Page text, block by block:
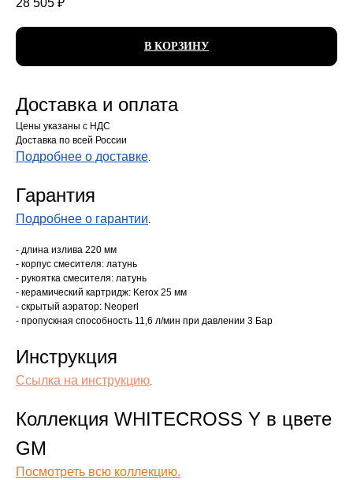
28 505 ₽
В КОРЗИНУ
Доставка и оплата
Цены указаны с НДС
Доставка по всей России
Подробнее о доставке.
Гарантия
Подробнее о гарантии.
- длина излива 220 мм
- корпус смесителя: латунь
- рукоятка смесителя: латунь
- керамический картридж: Kerox 25 мм
- скрытый аэратор: Neoperl
- пропускная способность 11,6 л/мин при давлении 3 Бар
Инструкция
Ссылка на инструкцию.
Коллекция WHITECROSS Y в цвете
GM
Посмотреть всю коллекцию.